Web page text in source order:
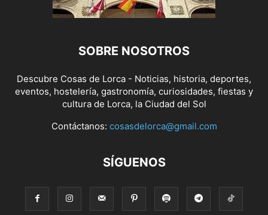
SOBRE NOSOTROS
Descubre Cosas de Lorca - Noticias, historia, deportes,
eventos, hostelería, gastronomía, curiosidades, fiestas y
cultura de Lorca, la Ciudad del Sol
Contáctanos: cosasdelorca@gmail.com
SÍGUENOS